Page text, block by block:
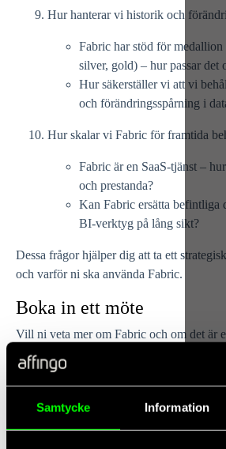
Samtycke Information
Hur hanterar vi historik och
Fabric har stöd förmedallion
silver, gold) – hur passar det
Hur säkerställer vi att vi
och förändringsspårning i
Hur skalar vi Fabric för framtida
Fabric är en SaaS-tjänst –
och prestanda?
Kan Fabric ersätta befintliga
BI-verktyg på lång sikt?
Dessa frågor hjälper dig att ta ett
och varförni ska använda Fabric.
Boka in ett möte
Vill ni veta mer om Fabric och om det är
förutsättningar idag, fyll i formuläret eller
ett möte. Vi kan då mer djupgående gå
Era förutsättningar